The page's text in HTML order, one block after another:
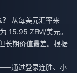
从每美元汇率来
15.95 ZEM/美元。
长期价值最差。根据
通过登录连胜、小